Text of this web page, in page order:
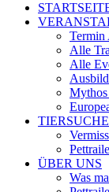
Termin
Alle
Alle
Mythos
ÜBER UNS
Was